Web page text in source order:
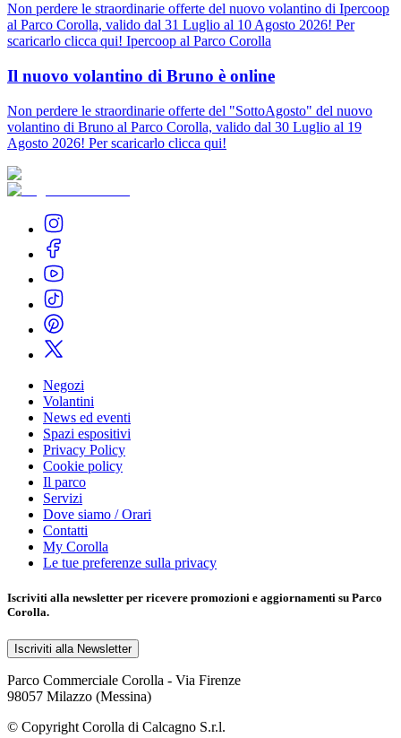
Non perdere le straordinarie offerte del nuovo volantino di Ipercoop
al Parco Corolla, valido dal 31 Luglio al 10 Agosto 2026! Per
scaricarlo clicca qui! Ipercoop al Parco Corolla
Il nuovo volantino di Bruno è online
Non perdere le straordinarie offerte del "SottoAgosto" del nuovo
volantino di Bruno al Parco Corolla, valido dal 30 Luglio al 19
Agosto 2026! Per scaricarlo clicca qui!
Negozi
Volantini
News ed eventi
Spazi espositivi
Privacy Policy
Cookie policy
Il parco
Servizi
Dove siamo / Orari
Contatti
My Corolla
Le tue preferenze sulla privacy
Iscriviti alla newsletter per ricevere promozioni e aggiornamenti su Parco
Corolla.
Iscriviti alla Newsletter
Parco Commerciale Corolla - Via Firenze
98057 Milazzo (Messina)
© Copyright Corolla di Calcagno S.r.l.